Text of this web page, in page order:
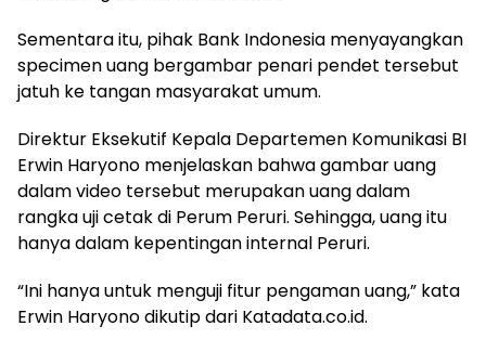
Sementara itu, pihak Bank Indonesia menyayangkan
specimen uang bergambar penari pendet tersebut
jatuh ke tangan masyarakat umum.
Direktur Eksekutif Kepala Departemen Komunikasi BI
Erwin Haryono menjelaskan bahwa gambar uang
dalam video tersebut merupakan uang dalam
rangka uji cetak di Perum Peruri. Sehingga, uang itu
hanya dalam kepentingan internal Peruri.
“Ini hanya untuk menguji fitur pengaman uang,” kata
Erwin Haryono dikutip dari Katadata.co.id.